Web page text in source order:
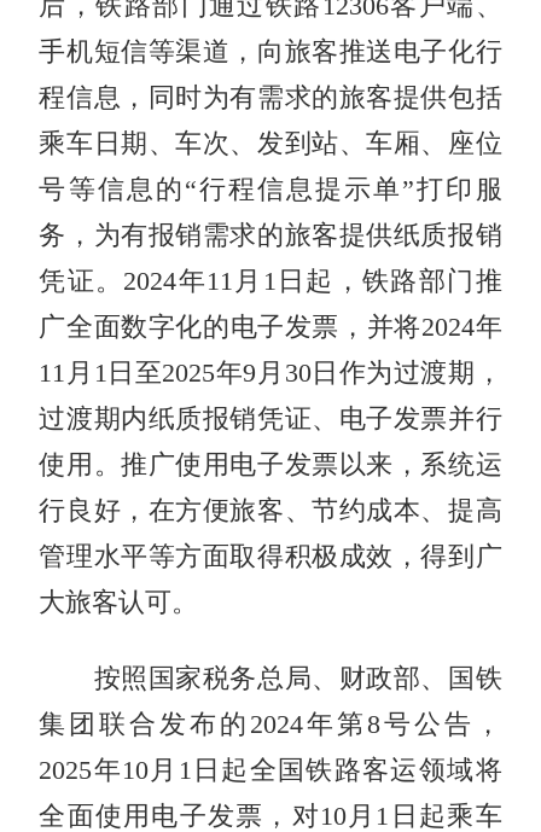
手机短信等渠道，向旅客推送电子化行
程信息，同时为有需求的旅客提供包括
乘车日期、车次、发到站、车厢、座位
号等信息的“行程信息提示单”打印服
务，为有报销需求的旅客提供纸质报销
凭证。2024年11月1日起，铁路部门推
广全面数字化的电子发票，并将2024年
11月1日至2025年9月30日作为过渡期，
过渡期内纸质报销凭证、电子发票并行
使用。推广使用电子发票以来，系统运
行良好，在方便旅客、节约成本、提高
管理水平等方面取得积极成效，得到广
大旅客认可。
按照国家税务总局、财政部、国铁
集团联合发布的2024年第8号公告，
2025年10月1日起全国铁路客运领域将
全面使用电子发票，对10月1日起乘车